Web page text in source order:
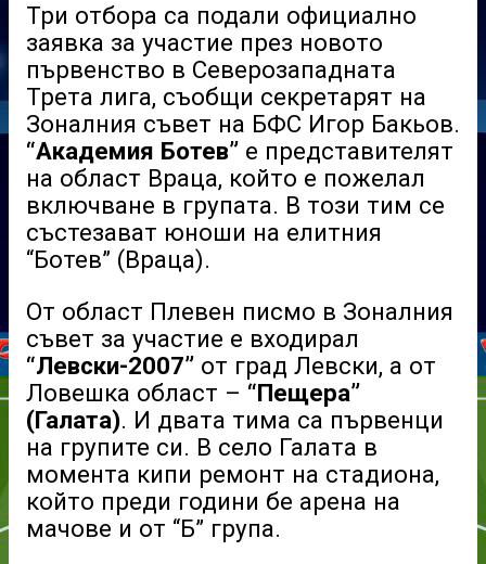
Три отбора са подали официално
заявка за участие през новото
първенство в Северозападната
Трета лига, съобщи секретарят на
Зоналния съвет на БФС Игор Бакьов.
“Академия Ботев” е представителят
на област Враца, който е пожелал
включване в групата. В този тим се
състезават юноши на елитния
“Ботев” (Враца).
От област Плевен писмо в Зоналния
съвет за участие е входирал
“Левски-2007” от град Левски, а от
Ловешка област – “Пещера”
(Галата). И двата тима са първенци
на групите си. В село Галата в
момента кипи ремонт на стадиона,
който преди години бе арена на
мачове и от “Б” група.